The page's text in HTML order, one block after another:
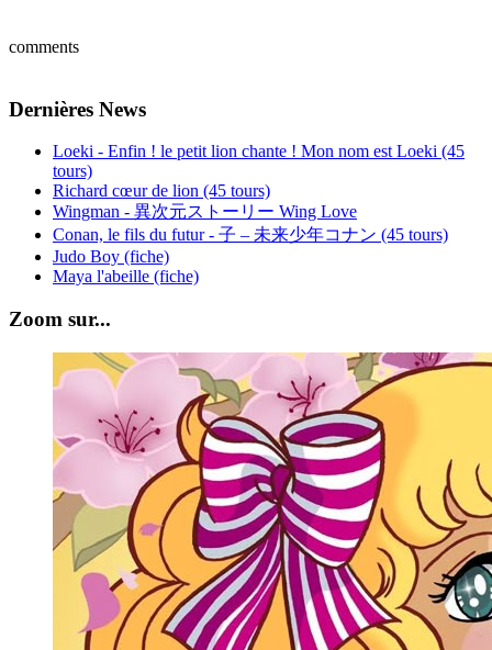
comments
Dernières News
Loeki - Enfin ! le petit lion chante ! Mon nom est Loeki (45
tours)
Richard cœur de lion (45 tours)
Wingman - 異次元ストーリー Wing Love
Conan, le fils du futur - 子 – 未来少年コナン (45 tours)
Judo Boy (fiche)
Maya l'abeille (fiche)
Zoom sur...